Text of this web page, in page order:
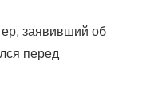
заявивший об
перед